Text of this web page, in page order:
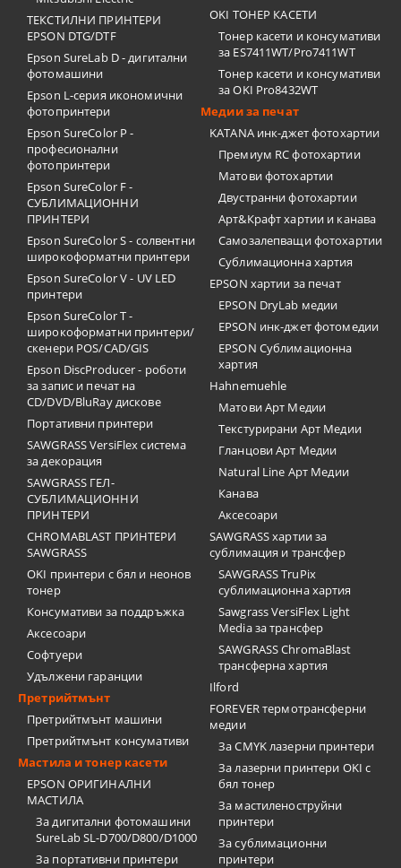
ТЕКСТИЛНИ ПРИНТЕРИ
EPSON DTG/DTF
Epson SureLab D - дигитални
фотомашини
Epson L-серия икономични
фотопринтери
Epson SureColor P -
професионални
фотопринтери
Epson SureColor F -
СУБЛИМАЦИОННИ
ПРИНТЕРИ
Epson SureColor S - солвентни
широкоформатни принтери
Epson SureColor V - UV LED
принтери
Epson SureColor T -
широкоформатни принтери/
скенери POS/CAD/GIS
Epson DiscProducer - роботи
за запис и печат на
CD/DVD/BluRay дискове
Портативни принтери
SAWGRASS VersiFlex система
за декорация
SAWGRASS ГЕЛ-
СУБЛИМАЦИОННИ
ПРИНТЕРИ
CHROMABLAST ПРИНТЕРИ
SAWGRASS
OKI принтери с бял и неонов
тонер
Консумативи за поддръжка
Аксесоари
Софтуери
Удължени гаранции
Претрийтмънт
Претрийтмънт машини
Претрийтмънт консумативи
Мастила и тонер касети
EPSON ОРИГИНАЛНИ
МАСТИЛА
За дигитални фотомашини
SureLab SL-D700/D800/D1000
За портативни принтери
OKI ТОНЕР КАСЕТИ
Тонер касети и консумативи
за ES7411WT/Pro7411WT
Тонер касети и консумативи
за OKI Pro8432WT
Медии за печат
KATANA инк-джет фотохартии
Премиум RC фотохартии
Матови фотохартии
Двустранни фотохартии
Арт&Крафт хартии и канава
Самозалепващи фотохартии
Сублимационна хартия
EPSON хартии за печат
EPSON DryLab медии
EPSON инк-джет фотомедии
EPSON Сублимационна
хартия
Hahnemuehle
Матови Арт Медии
Текстурирани Арт Медии
Гланцови Арт Медии
Natural Line Арт Медии
Канава
Аксесоари
SAWGRASS хартии за
сублимация и трансфер
SAWGRASS TruPix
сублимационна хартия
Sawgrass VersiFlex Light
Media за трансфер
SAWGRASS ChromaBlast
трансферна хартия
Ilford
FOREVER термотрансферни
медии
За CMYK лазерни принтери
За лазерни принтери OKI с
бял тонер
За мастиленоструйни
принтери
За сублимационни
принтери